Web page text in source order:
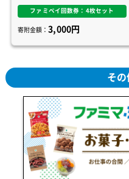
タ／ポルチーニ香るきのこ
のクリームスープパスタ
ファミペイ回数券：4枚セット
寄附金額： 3,000円
その